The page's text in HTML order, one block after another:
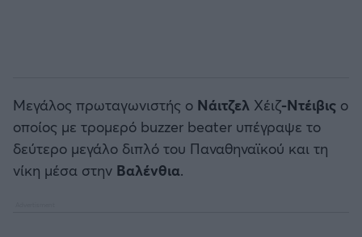
Μεγάλος πρωταγωνιστής ο Νάιτζελ Χέιζ-Ντέιβις ο
οποίος με τρομερό buzzer beater υπέγραψε το
δεύτερο μεγάλο διπλό του Παναθηναϊκού και τη
νίκη μέσα στην Βαλένθια.